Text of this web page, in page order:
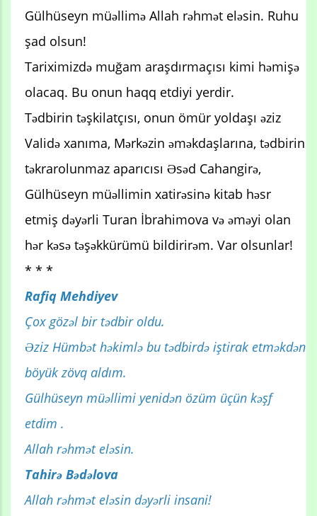
Gülhüseyn müəllimə Allah rəhmət eləsin. Ruhu
şad olsun!
Tariximizdə muğam araşdırmaçısı kimi həmişə
olacaq. Bu onun haqq etdiyi yerdir.
Tədbirin təşkilatçısı, onun ömür yoldaşı əziz
Validə xanıma, Mərkəzin əməkdaşlarına, tədbirin
təkrarolunmaz aparıcısı Əsəd Cahangirə,
Gülhüseyn müəllimin xatirəsinə kitab həsr
etmiş dəyərli Turan İbrahimova və əməyi olan
hər kəsə təşəkkürümü bildirirəm. Var olsunlar!
* * *
Rafiq Mehdiyev
Çox gözəl bir tədbir oldu.
Əziz Hümbət həkimlə bu tədbirdə iştirak etməkdən
böyük zövq aldım.
Gülhüseyn müəllimi yenidən özüm üçün kəşf
etdim .
Allah rəhmət eləsin.
Tahirə Bədəlova
Allah rəhmət eləsin dəyərli insani!